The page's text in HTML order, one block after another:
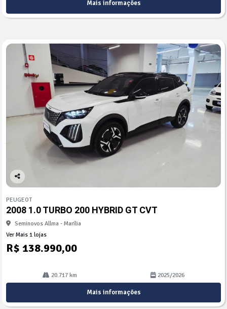
Mais informações
Co
arti
lhe
PEUGEOT
2008 1.0 TURBO 200 HYBRID GT CVT
Seminovos Allma - Marília
Ver Mais 1 lojas
R$ 138.990,00
20.717 km 2025/2026
Mais informações